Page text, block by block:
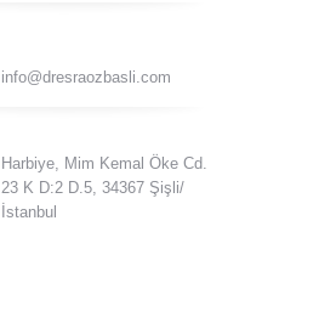
info@dresraozbasli.com
Harbiye, Mim Kemal Öke Cd.
23 K D:2 D.5, 34367 Şişli/
İstanbul